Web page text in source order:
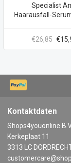
Specialist
Haarausfall-
€26,85
Kontaktdaten
Shops4youonline
Kerkeplaat 11
3313 LC